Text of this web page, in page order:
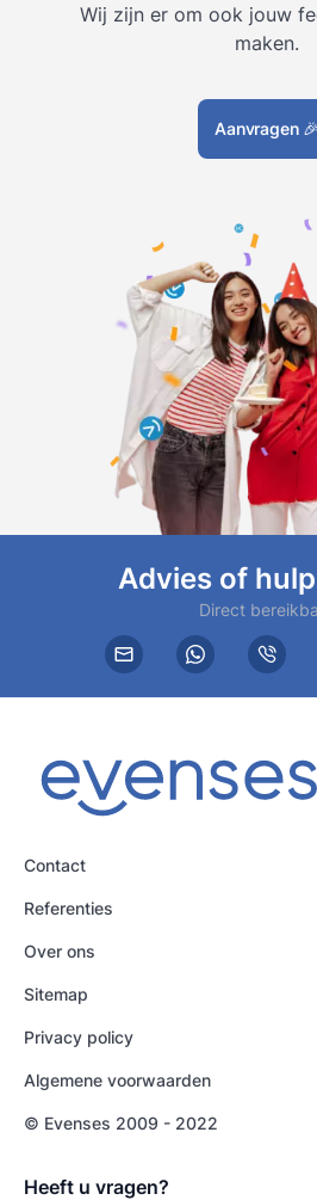
Wij zijn er om ook jouw
maken.
Aanvragen 🎉
Advies of
Direct
Contact
Referenties
Over ons
Sitemap
Privacy policy
Algemene voorwaarden
© Evenses 2009 - 2022
Heeft u vragen?